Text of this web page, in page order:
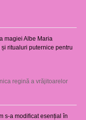
magiei Albe Maria
ritualuri puternice pentru
regină a vrăjitoarelor
s-a modificat esențial în